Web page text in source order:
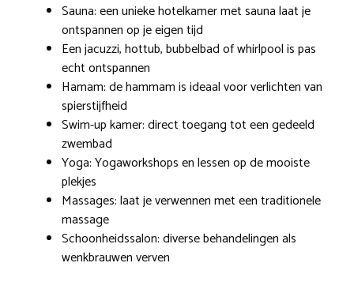
Sauna: een unieke hotelkamer met sauna laat je
ontspannen op je eigen tijd
Een jacuzzi, hottub, bubbelbad of whirlpool is pas
echt ontspannen
Hamam: de hammam is ideaal voor verlichten van
spierstijfheid
Swim-up kamer: direct toegang tot een gedeeld
zwembad
Yoga: Yogaworkshops en lessen op de mooiste
plekjes
Massages: laat je verwennen met een traditionele
massage
Schoonheidssalon: diverse behandelingen als
wenkbrauwen verven